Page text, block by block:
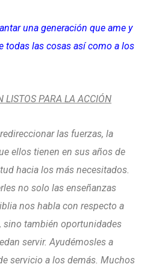
una generación que ame y
todas las cosas así como a los
LISTOS PARA LA ACCIÓN
las fuerzas, la
ellos tienen en sus años de
hacia los más necesitados.
no solo las enseñanzas
nos habla con respecto a
sino también oportunidades
servir. Ayudémosles a
servicio a los demás. Muchos